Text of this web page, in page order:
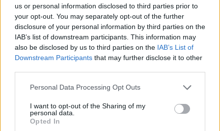
us or personal information disclosed to third parties prior to
your opt-out. You may separately opt-out of the further
disclosure of your personal information by third parties on the
IAB’s list of downstream participants. This information may
also be disclosed by us to third parties on the IAB’s List of
Downstream Participants that may further disclose it to other
Please note that this website/app uses one or more Google
not limited to your visit or usage behaviour. You may click to
grant or deny consent to Google and its third-party tags to
use your data for below specified purposes in below Google
Personal Data Processing Opt Outs
I want to opt-out of the Sharing of my
personal data.
Opted In
Titokban 8000 katonát és
vadászgépeket küldött Szaúd-
Arábiába egy muszlim ország
2026. május 19.